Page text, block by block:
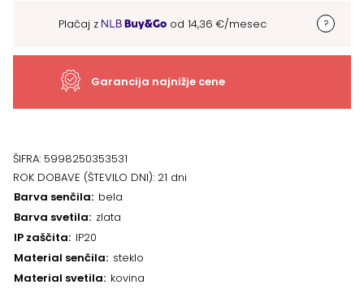
Plačaj z od 14,36 €/mesec
Garancija najnižje cene
ŠIFRA: 5998250353531
ROK DOBAVE (ŠTEVILO DNI): 21 dni
Barva senčila bela
Barva svetila zlata
IP zaščita IP20
Material senčila steklo
Material svetila kovina